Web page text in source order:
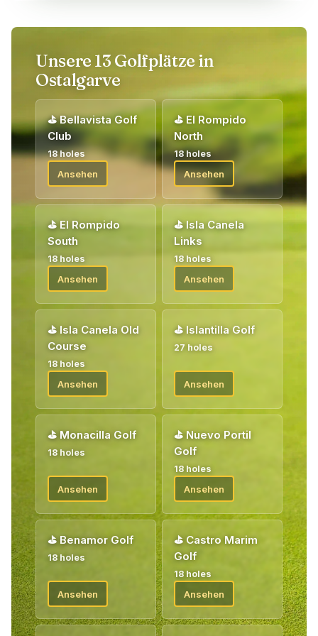
willkommen geheißen, der Ihnen Ihre Gutscheine für Ihr
Unsere 13 Golfplätze in
Ostalgarve
⛳Bellavista Golf
Club
18 holes
Ansehen
⛳ El Rompido
North
18 holes
Ansehen
⛳El Rompido
South
18 holes
Ansehen
⛳Isla Canela
Links
18 holes
Ansehen
⛳ Isla Canela Old
Course
18 holes
Ansehen
⛳ Islantilla Golf
27 holes
Ansehen
⛳ Monacilla Golf
18 holes
Ansehen
⛳Nuevo Portil
Golf
18 holes
Ansehen
⛳Benamor Golf
18 holes
Ansehen
⛳ Castro Marim
Golf
18 holes
Ansehen